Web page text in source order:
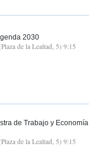
2030
de la Lealtad, 5) 9:15
de Trabajo y Economía
de la Lealtad, 5) 9:15